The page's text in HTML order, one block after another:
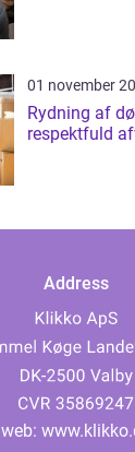
01 november
Rydning af
respektfuld
Address
web: